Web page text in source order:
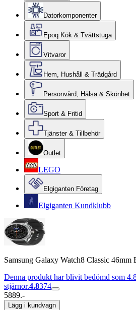
Datorkomponenter
Epoq Kök & Tvättstuga
Vitvaror
Hem, Hushåll & Trädgård
Personvård, Hälsa & Skönhet
Sport & Fritid
Tjänster & Tillbehör
Outlet
LEGO
Elgiganten Företag
Elgiganten Kundklubb
Samsung Galaxy Watch8 Classic 46mm
Denna produkt har blivit bedömd som
stjärnor.4.8374
5889.-
Lägg i kundvagn